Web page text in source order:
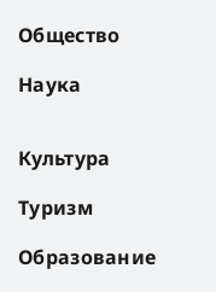
Общество
Наука
Культура
Туризм
Образование